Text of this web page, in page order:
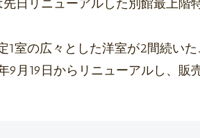
日リニューアルした別館最上階
1室の広々とした洋室が2間続い
9月19日からリニューアルし、販